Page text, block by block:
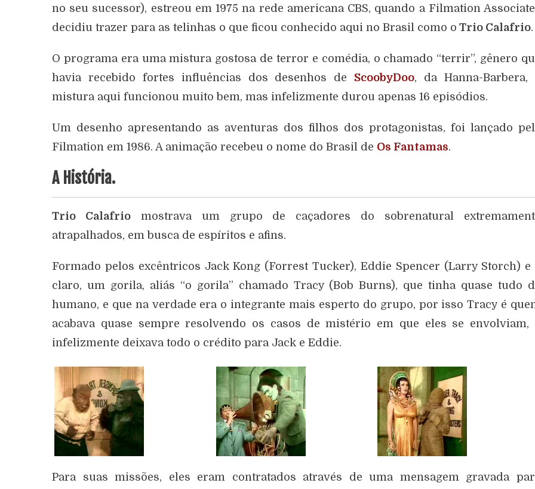
no seu sucessor), estreou em 1975 na rede americana CBS, quando a Filmation
decidiu trazer para as telinhas o que ficou conhecido aqui no Brasil como o Trio Calafrio.
O programa era uma mistura gostosa de terror e comédia, o chamado “terrir”, gênero
havia recebido fortes influências dos desenhos de ScoobyDoo, da Hanna-Barbera,
mistura aqui funcionou muito bem, mas infelizmente durou apenas 16 episódios.
Um desenho apresentando as aventuras dos filhos dos protagonistas, foi lançado
Filmation em 1986. A animação recebeu o nome do Brasil de Os Fantamas.
A História.
Trio Calafriomostrava um grupo de caçadores do sobrenatural
atrapalhados, em busca de espíritos e afins.
Formado pelos excêntricos Jack Kong (Forrest Tucker), Eddie Spencer (Larry Storch) e
claro, um gorila, aliás “o gorila” chamado Tracy (Bob Burns), que tinha quase tudo
humano, e que na verdade era o integrante mais esperto do grupo, por isso Tracy é
acabava quase sempre resolvendo os casos de mistério em que eles se envolviam,
infelizmente deixava todo o crédito para Jack e Eddie.
Para suas missões, eles eram contratados através de uma mensagem gravada